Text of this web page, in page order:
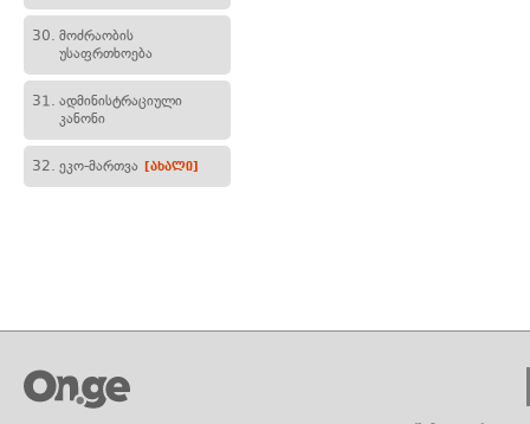
30. მოძრაობის
უსაფრთხოება
31. ადმინისტრაციული
კანონი
32. ეკო-მართვა [ახალი]